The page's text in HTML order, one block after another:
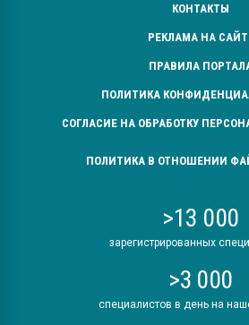
КОНТАКТЫ
РЕКЛАМА НА
ПРАВИЛА
ПОЛИТИКА
СОГЛАСИЕ НА ОБРАБОТКУ
ПОЛИТИКА В ОТНОШЕНИИ
>13 000
зарегистрированных
>3 000
специалистов в день на